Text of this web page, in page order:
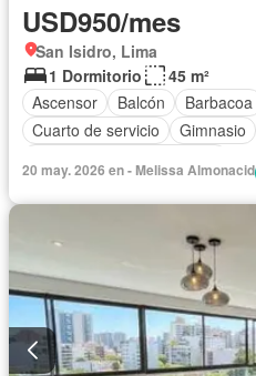
USD950/mes
San Isidro, Lima
1 Dormitorio
45 m²
Ascensor
Balcón Barbacoa
Cuarto de servicio
Gimnasio
20 may. 2026 en - Melissa Almonacid